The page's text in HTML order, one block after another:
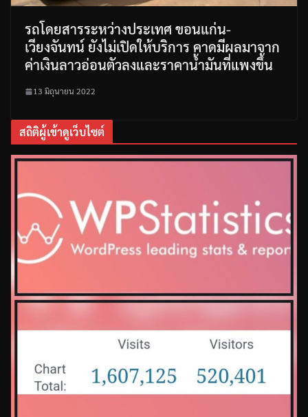
รถโดยสารระหว่างประเทศ ขอนแก่น-
เวียงจันทน์ ยังไม่เปิดให้บริการ คาดมีผลมาจาก
ค่าเงินลาวอ่อนตัวลงและราคาน้ำมันที่แพงขึ้น
13 มิถุนายน 2022
สถิติผู้เข้าดูเว็บไซต์